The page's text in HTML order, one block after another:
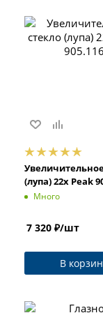
(лупа) 22x Peak
Много
7 320 ₽/шт
В